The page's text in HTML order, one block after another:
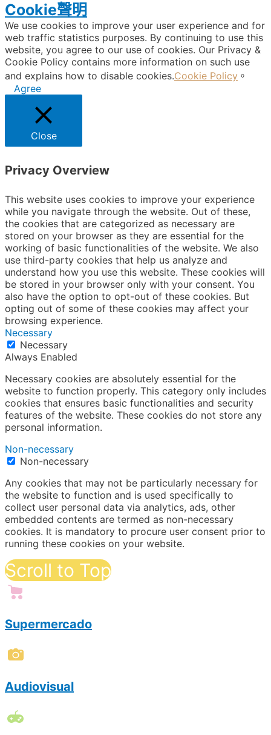
Cookie聲明
We use cookies to improve your user experience and for
web traffic statistics purposes. By continuing to use this
website, you agree to our use of cookies. Our Privacy &
Cookie Policy contains more information on such use
and explains how to disable cookies.Cookie Policy 。
Agree
Close
Privacy Overview
This website uses cookies to improve your experience
while you navigate through the website. Out of these,
the cookies that are categorized as necessary are
stored on your browser as they are essential for the
working of basic functionalities of the website. We also
use third-party cookies that help us analyze and
understand how you use this website. These cookies will
be stored in your browser only with your consent. You
also have the option to opt-out of these cookies. But
opting out of some of these cookies may affect your
browsing experience.
Necessary
Necessary
Always Enabled
Necessary cookies are absolutely essential for the
website to function properly. This category only includes
cookies that ensures basic functionalities and security
features of the website. These cookies do not store any
personal information.
Non-necessary
Non-necessary
Any cookies that may not be particularly necessary for
the website to function and is used specifically to
collect user personal data via analytics, ads, other
embedded contents are termed as non-necessary
cookies. It is mandatory to procure user consent prior to
running these cookies on your website.
Scroll to Top
Supermercado
Audiovisual